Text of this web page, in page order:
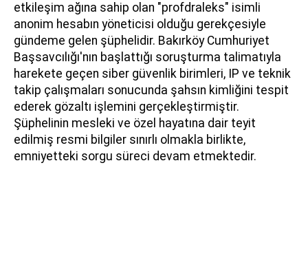
etkileşim ağına sahip olan "profdraleks" isimli
anonim hesabın yöneticisi olduğu gerekçesiyle
gündeme gelen şüphelidir. Bakırköy Cumhuriyet
Başsavcılığı'nın başlattığı soruşturma talimatıyla
harekete geçen siber güvenlik birimleri, IP ve teknik
takip çalışmaları sonucunda şahsın kimliğini tespit
ederek gözaltı işlemini gerçekleştirmiştir.
Şüphelinin mesleki ve özel hayatına dair teyit
edilmiş resmi bilgiler sınırlı olmakla birlikte,
emniyetteki sorgu süreci devam etmektedir.